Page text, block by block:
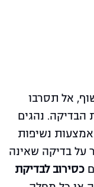
אל תסרבו
נהגים
נשיפות
על בדיקה שאינה
כסירוב לבדיקת